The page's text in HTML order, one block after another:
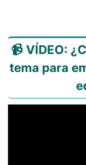
📹 VÍDEO:
tema para